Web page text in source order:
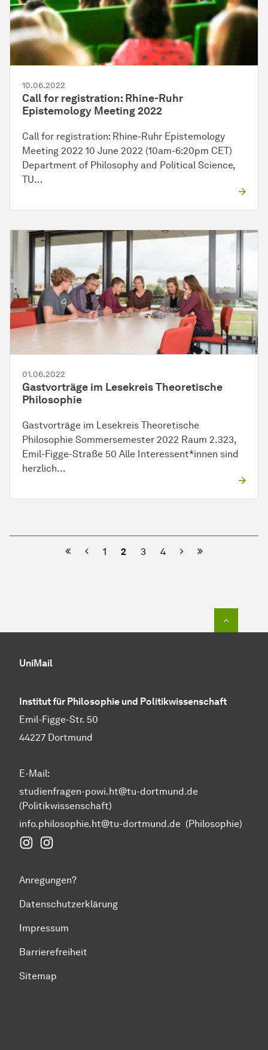
10.06.2022
Call for registration: Rhine-Ruhr
Epistemology Meeting 2022
Call for registration: Rhine-Ruhr Epistemology
Meeting 2022 10 June 2022 (10am-6:20pm CET)
Department of Philosophy and Political Science,
TU…
01.06.2022
Gastvorträge im Lesekreis Theoretische
Philosophie
Gastvorträge im Lesekreis Theoretische
Philosophie Sommersemester 2022 Raum 2.323,
Emil-Figge-Straße 50 Alle Interessent*innen sind
herzlich…
Vorherige
1 2 3 4 Nächste
UniMail
Institut für Philosophie und Politikwissenschaft
Emil-Figge-Str. 50
44227 Dortmund
E-Mail:
studienfragen-powi.ht@tu-dortmund.de
(Politikwissenschaft)
info.philosophie.ht@tu-dortmund.de (Philosophie)
Instagram Fakultät Humanwissenschaften und
Anregungen?
Datenschutzerklärung
Impressum
Barrierefreiheit
Sitemap